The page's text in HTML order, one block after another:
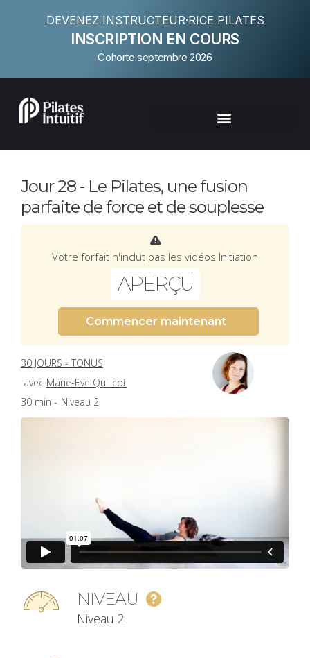
DEVENEZ INSTRUCTEUR·RICE PILATES
INSCRIPTION EN COURS
Cohorte septembre 2026
Jour 28 - Le Pilates, une fusion
parfaite de force et de souplesse
Votre forfait n'inclut pas les vidéos Initiation
APERÇU
Commencer maintenant
30 JOURS - TONUS
avec Marie-Eve Quilicot
30 min - Niveau 2
NIVEAU
Niveau 2